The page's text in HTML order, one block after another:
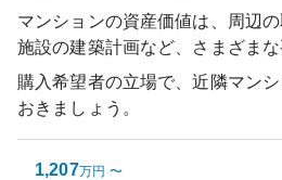
マンションの資産価値は、周辺
施設の建築計画など、さまざまな
購入希望者の立場で、近隣マン
おきましょう。
1,207万円 〜